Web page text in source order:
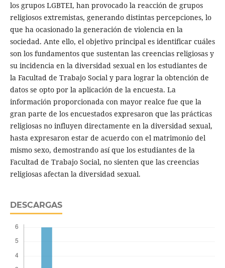
los grupos LGBTEI, han provocado la reacción de grupos
religiosos extremistas, generando distintas percepciones, lo
que ha ocasionado la generación de violencia en la
sociedad. Ante ello, el objetivo principal es identificar cuáles
son los fundamentos que sustentan las creencias religiosas y
su incidencia en la diversidad sexual en los estudiantes de
la Facultad de Trabajo Social y para lograr la obtención de
datos se opto por la aplicación de la encuesta. La
información proporcionada con mayor realce fue que la
gran parte de los encuestados expresaron que las prácticas
religiosas no influyen directamente en la diversidad sexual,
hasta expresaron estar de acuerdo con el matrimonio del
mismo sexo, demostrando así que los estudiantes de la
Facultad de Trabajo Social, no sienten que las creencias
religiosas afectan la diversidad sexual.
DESCARGAS